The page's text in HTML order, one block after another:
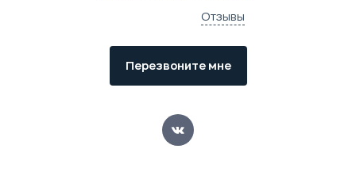
Отзывы
Перезвоните мне